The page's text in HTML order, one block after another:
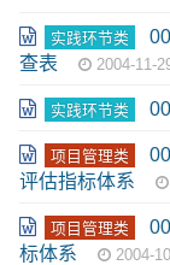
实践环节类
查表
2004-11-
实践环节类
项目管理类
评估指标体系
项目管理类
标体系
2004-